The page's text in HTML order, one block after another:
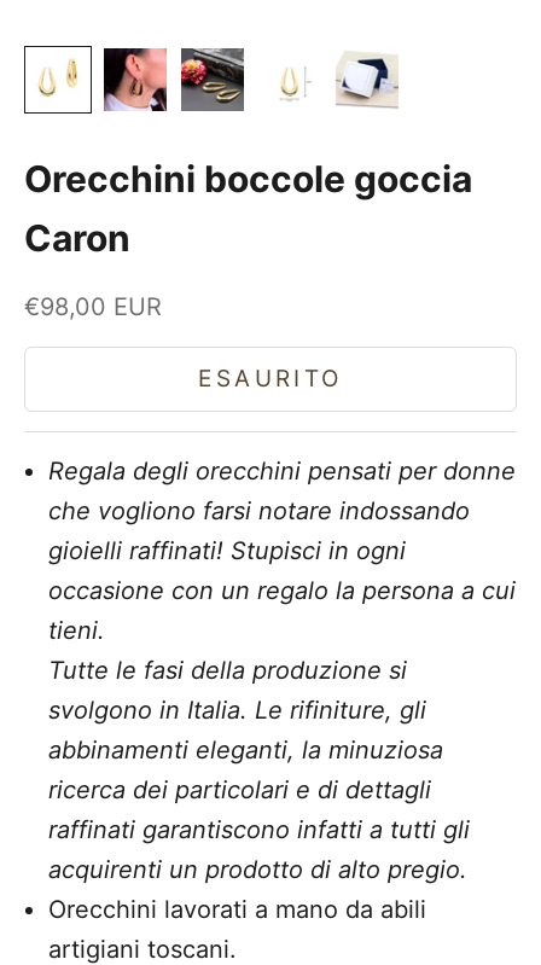
Orecchini boccole goccia
Caron
Prezzo scontato
€98,00 EUR
ESAURITO
Regala degli orecchini pensati per donne
che vogliono farsi notare indossando
gioielli raffinati! Stupisci in ogni
occasione con un regalo la persona a cui
tieni.
Tutte le fasi della produzione si
svolgono in Italia. Le rifiniture, gli
abbinamenti eleganti, la minuziosa
ricerca dei particolari e di dettagli
raffinati garantiscono infatti a tutti gli
acquirenti un prodotto di alto pregio.
Orecchini lavorati a mano da abili
artigiani toscani.